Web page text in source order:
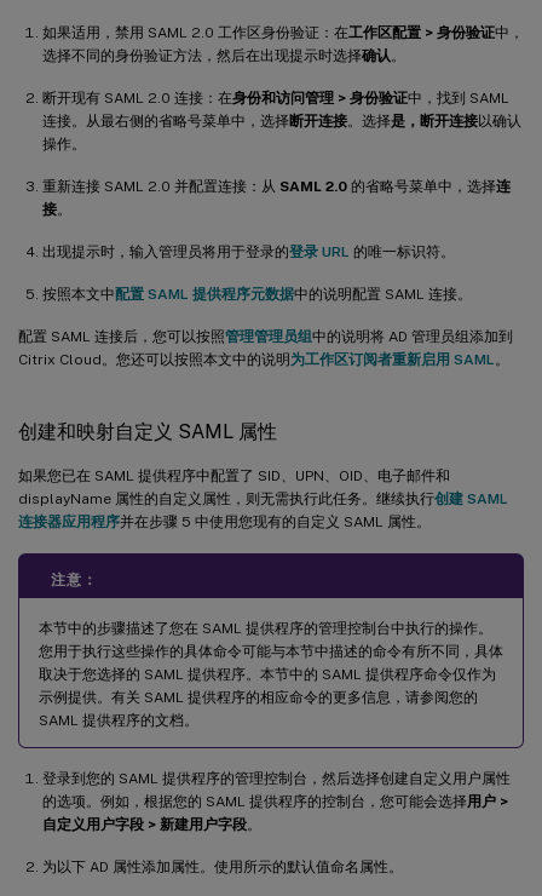
如果适用，禁用 SAML 2.0 工作区身份验证：在工作区配置 > 身份验证中，
选择不同的身份验证方法，然后在出现提示时选择确认 。
断开现有 SAML 2.0 连接：在身份和访问管理 > 身份验证中，找到 SAML
连接。从最右侧的省略号菜单中，选择断开连接。选择是，断开连接以确认
操作。
重新连接 SAML 2.0 并配置连接：从 SAML 2.0 的省略号菜单中，选择连
接。
出现提示时，输入管理员将用于登录的登录 URL 的唯一标识符。
按照本文中配置 SAML 提供程序元数据中的说明配置 SAML 连接。
配置 SAML 连接后，您可以按照管理管理员组中的说明将 AD 管理员组添加到
Citrix Cloud。您还可以按照本文中的说明为工作区订阅者重新启用 SAML 。
创建和映射自定义 SAML 属性
如果您已在 SAML 提供程序中配置了 SID、UPN、OID、电子邮件和
displayName 属性的自定义属性，则无需执行此任务。继续执行创建 SAML
连接器应用程序并在步骤 5 中使用您现有的自定义 SAML 属性。
注意：
本节中的步骤描述了您在 SAML 提供程序的管理控制台中执行的操作。
您用于执行这些操作的具体命令可能与本节中描述的命令有所不同，具体
取决于您选择的 SAML 提供程序。本节中的 SAML 提供程序命令仅作为
示例提供。有关 SAML 提供程序的相应命令的更多信息，请参阅您的
SAML 提供程序的文档。
登录到您的 SAML 提供程序的管理控制台，然后选择创建自定义用户属性
的选项。例如，根据您的 SAML 提供程序的控制台，您可能会选择用户 >
自定义用户字段 > 新建用户字段。
为以下 AD 属性添加属性。使用所示的默认值命名属性。